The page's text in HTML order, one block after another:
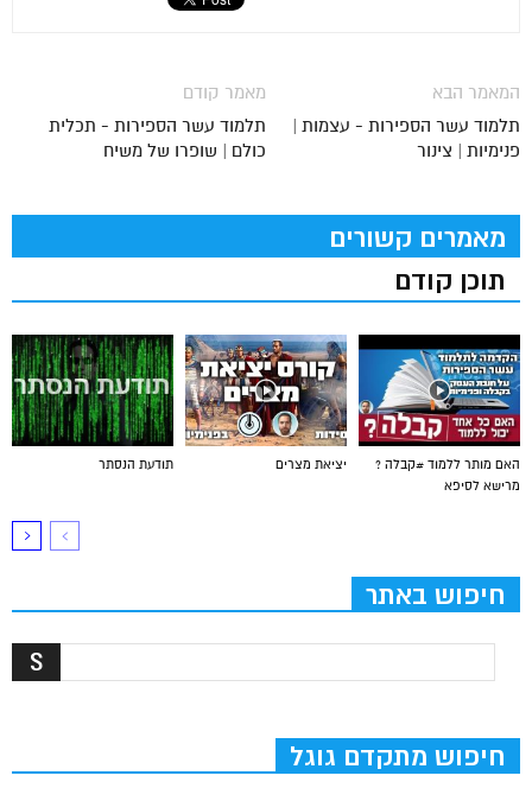
מאמר קודם
תלמוד עשר הספירות - תכלית
כולם | שופרו של משיח
המאמר הבא
תלמוד עשר הספירות - עצמות |
פנימיות | צינור
מאמרים קשורים
תוכן קודם
תודעת הנסתר יציאת מצרים
האם מותר ללמוד #קבלה ?
מרישא לסיפא
חיפוש באתר
חיפוש מתקדם גוגל